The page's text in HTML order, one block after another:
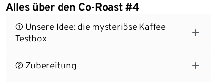
Alles über den Co-Roast #4
① Unsere Idee: die mysteriöse Kaffee-
Testbox
② Zubereitung